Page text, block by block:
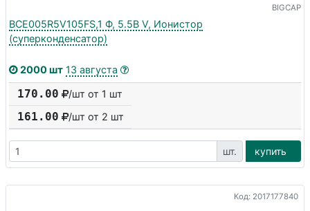
BIGCAP
BCE005R5V105FS,1 Ф, 5.5В V, Ионистор
(суперконденсатор)
2000 шт 13 августа
170.00 /шт от 1 шт
161.00 /шт от 2 шт
шт. купить
Код: 2017177840